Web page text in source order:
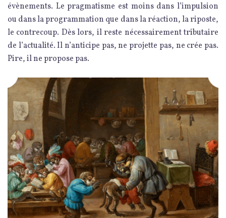
évènements. Le pragmatisme est moins dans l’impulsion
ou dans la programmation que dans la réaction, la riposte,
le contrecoup. Dès lors, il reste nécessairement tributaire
de l’actualité. Il n’anticipe pas, ne projette pas, ne crée pas.
Pire, il ne propose pas.